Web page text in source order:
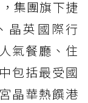
集團旗下捷
晶英國際行
氣餐廳、住
包括最受國
晶華熱饌港